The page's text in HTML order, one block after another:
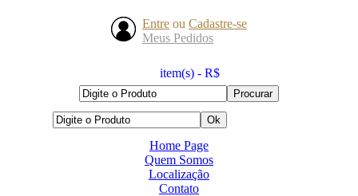
Entre ou Cadastre-se
Meus Pedidos
item(s) - R$
Home Page
Quem Somos
Localização
Contato